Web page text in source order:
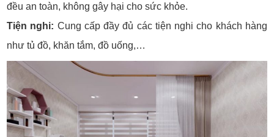
đều an toàn, không gây hại cho sức khỏe.
Tiện nghi: Cung cấp đầy đủ các tiện nghi cho khách hàng
như tủ đồ, khăn tắm, đồ uống,…